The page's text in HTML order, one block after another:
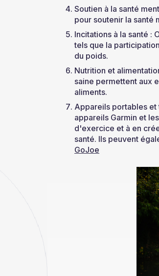
Soutien à la santé
pour soutenir la santé
Incitations à la santé :
tels que la
du poids.
Nutrition et
saine permettent aux
aliments.
Appareils portables
appareils Garmin et
d'exercice et à en
santé. Ils peuvent
GoJoe